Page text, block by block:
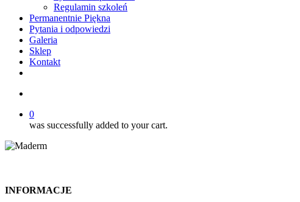
Regulamin szkoleń
Permanentnie Piękna
Pytania i odpowiedzi
Galeria
Sklep
Kontakt
0
was successfully added to your cart.
INFORMACJE